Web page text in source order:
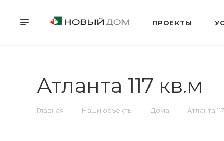
ПРОЕКТЫ
Атланта 117 кв.м
Главная Наши объекты Дома Атланта